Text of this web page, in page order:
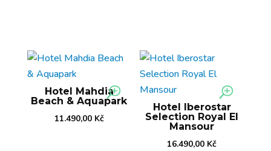
Hotel Mahdia
Beach & Aquapark
11.490,00 Kč
Hotel Iberostar
Selection Royal El
Mansour
16.490,00 Kč